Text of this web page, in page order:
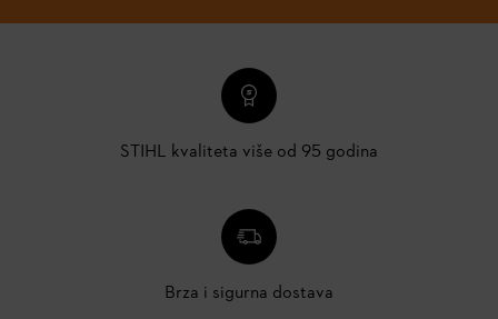
STIHL kvaliteta više od 95 godina
Brza i sigurna dostava